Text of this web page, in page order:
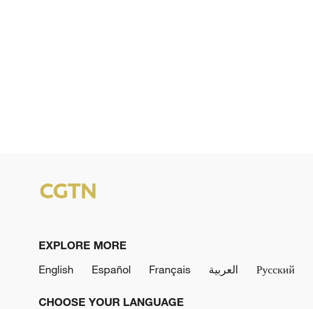
EXPLORE MORE
English
Español Français العربية Русский
CHOOSE YOUR LANGUAGE